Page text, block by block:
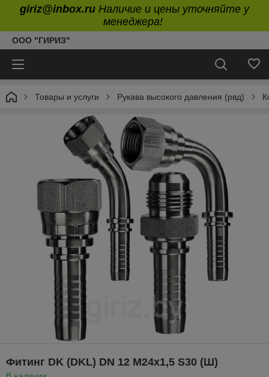
giriz@inbox.ru Наличие и цены уточняйте у
менеджера!
ООО "ГИРИЗ"
Товары и услуги Рукава высокого давления (рвд)
Фитинг DK (DKL) DN 12 M24x1,5 S30 (Ш)